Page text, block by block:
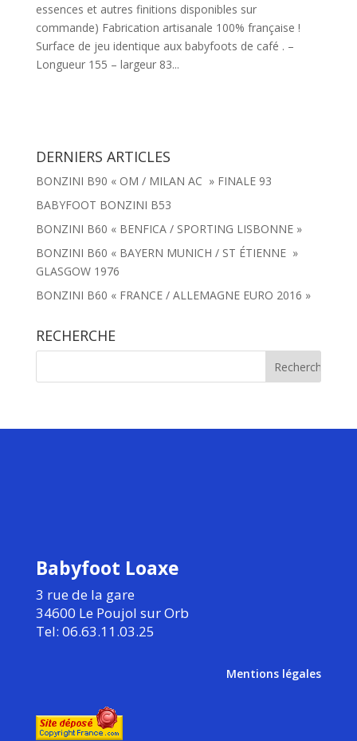
essences et autres finitions disponibles sur
commande) Fabrication artisanale 100% française !
Surface de jeu identique aux babyfoots de café . –
Longueur 155 – largeur 83...
DERNIERS ARTICLES
BONZINI B90 « OM / MILAN AC » FINALE 93
BABYFOOT BONZINI B53
BONZINI B60 « BENFICA / SPORTING LISBONNE »
BONZINI B60 « BAYERN MUNICH / ST ÉTIENNE »
GLASGOW 1976
BONZINI B60 « FRANCE / ALLEMAGNE EURO 2016 »
RECHERCHE
Babyfoot Loaxe
3 rue de la gare
34600 Le Poujol sur Orb
Tel: 06.63.11.03.25
Mentions légales